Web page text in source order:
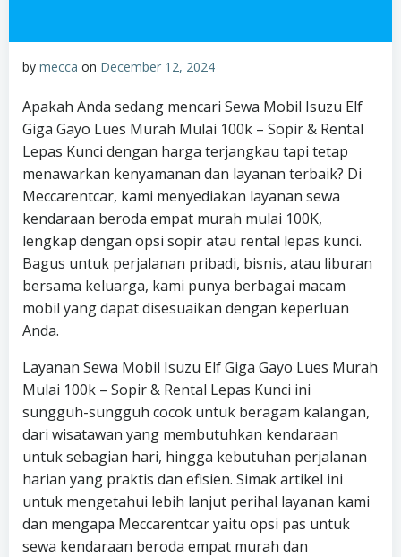
by mecca on December 12, 2024
Apakah Anda sedang mencari Sewa Mobil Isuzu Elf
Giga Gayo Lues Murah Mulai 100k – Sopir & Rental
Lepas Kunci dengan harga terjangkau tapi tetap
menawarkan kenyamanan dan layanan terbaik? Di
Meccarentcar, kami menyediakan layanan sewa
kendaraan beroda empat murah mulai 100K,
lengkap dengan opsi sopir atau rental lepas kunci.
Bagus untuk perjalanan pribadi, bisnis, atau liburan
bersama keluarga, kami punya berbagai macam
mobil yang dapat disesuaikan dengan keperluan
Anda.
Layanan Sewa Mobil Isuzu Elf Giga Gayo Lues Murah
Mulai 100k – Sopir & Rental Lepas Kunci ini
sungguh-sungguh cocok untuk beragam kalangan,
dari wisatawan yang membutuhkan kendaraan
untuk sebagian hari, hingga kebutuhan perjalanan
harian yang praktis dan efisien. Simak artikel ini
untuk mengetahui lebih lanjut perihal layanan kami
dan mengapa Meccarentcar yaitu opsi pas untuk
sewa kendaraan beroda empat murah dan